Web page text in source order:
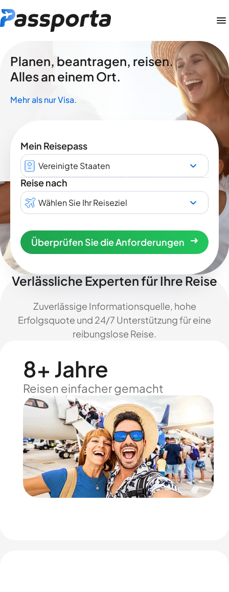
Planen, beantragen, reisen.
Alles an einem Ort.
Mehr als nur Visa.
Mein Reisepass
Vereinigte Staaten
Reise nach
Wählen Sie Ihr Reiseziel
Überprüfen Sie die Anforderungen
Verlässliche Experten für Ihre Reise
Zuverlässige Informationsquelle, hohe
Erfolgsquote und 24/7 Unterstützung für eine
reibungslose Reise.
8+ Jahre
Reisen einfacher gemacht